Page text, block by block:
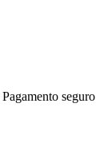
Pagamento seguro